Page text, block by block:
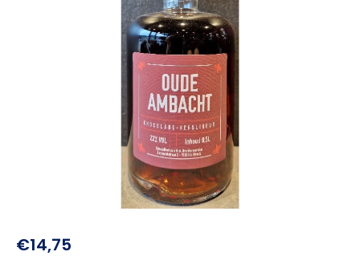
€14,75